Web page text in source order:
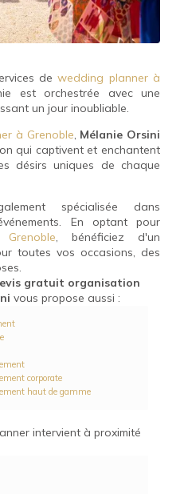
dewedding planner à
est orchestrée avec une
un jour inoubliable.
à Grenoble, Mélanie Orsini
qui captivent et enchantent
désirs uniques de chaque
spécialisée dans
En optant pour
, bénéficiez d'un
toutes vos occasions, des
gratuit organisation
vous propose aussi :
corporate
haut de gamme
intervient à proximité